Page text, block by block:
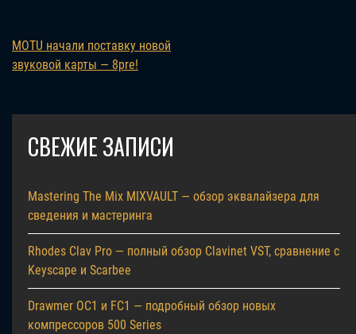
MOTU начали поставку новой
звуковой карты — 8pre!
СВЕЖИЕ ЗАПИСИ
Mastering The Mix MIXVAULT — обзор эквалайзера для
сведения и мастеринга
Rhodes Clav Pro — полный обзор Clavinet VST, сравнение с
Keyscape и Scarbee
Drawmer OC1 и FC1 — подробный обзор новых
компрессоров 500 Series